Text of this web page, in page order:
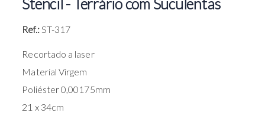
Stencil - Terrário com Suculentas
Ref.:ST-317
Recortado a laser
Material Virgem
Poliéster 0,00175mm
21 x 34cm